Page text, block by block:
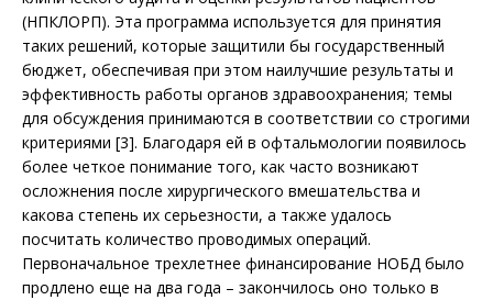
(НПКЛОРП). Эта программа используется для принятия
таких решений, которые защитили бы государственный
бюджет, обеспечивая при этом наилучшие результаты и
эффективность работы органов здравоохранения; темы
для обсуждения принимаются в соответствии со строгими
критериями [3]. Благодаря ей в офтальмологии появилось
более четкое понимание того, как часто возникают
осложнения после хирургического вмешательства и
какова степень их серьезности, а также удалось
посчитать количество проводимых операций.
Первоначальное трехлетнее финансирование НОБД было
продлено еще на два года – закончилось оно только в